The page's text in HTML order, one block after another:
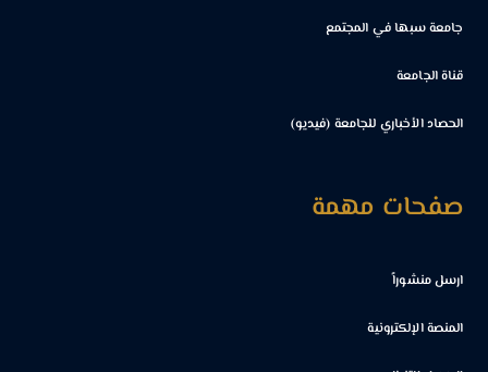
جامعة سبها في المجتمع
قناة الجامعة
الحصاد الأخباري للجامعة (فيديو)
صفحات مهمة
ارسل منشوراً
المنصة الإلكترونية